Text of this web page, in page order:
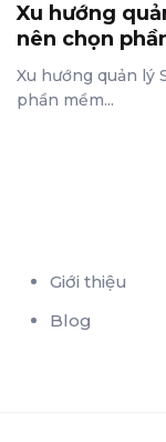
Xu hướng
nên chọn
Xu hướng quản lý
phần mềm...
Giới thiệu
Blog